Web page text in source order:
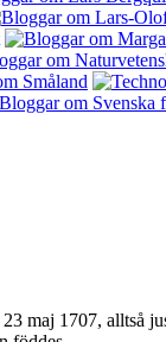
maj 1707, alltså